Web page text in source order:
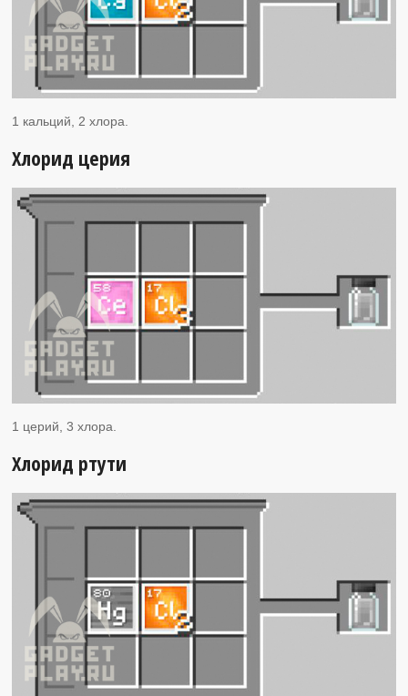
1 кальций, 2 хлора.
Хлорид церия
1 церий, 3 хлора.
Хлорид ртути